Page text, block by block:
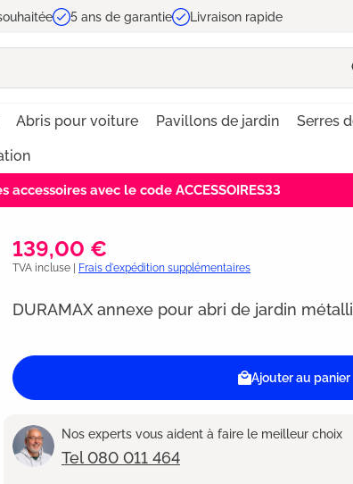
5 ans de garantie Livraison rapide
Abris pour voiture Pavillons de jardin Serres
accessoires avec le code ACCESSOIRES33
139,00 €
TVA incluse | Frais d'expédition supplémentaires
DURAMAX annexe pour abri de jardin
Ajouter au panier
Nos experts vous aident à faire le meilleur choix
Tel 080 011 464